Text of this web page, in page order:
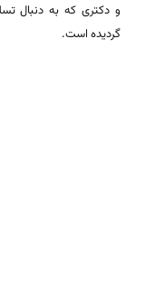
و دکتری که به دنبال
گردیده است.